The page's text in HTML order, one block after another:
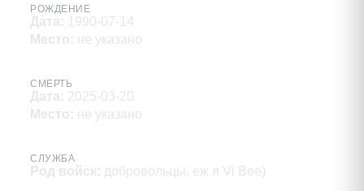
РОЖДЕНИЕ
Дата: 1990-07-14
Место: не указано
СМЕРТЬ
Дата: 2025-03-20
Место: не указано
СЛУЖБА
Род войск: добровольцы. еж я Vi Bee)